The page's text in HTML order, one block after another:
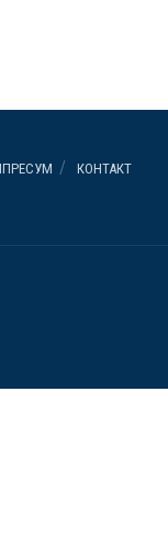
КОНТАКТ